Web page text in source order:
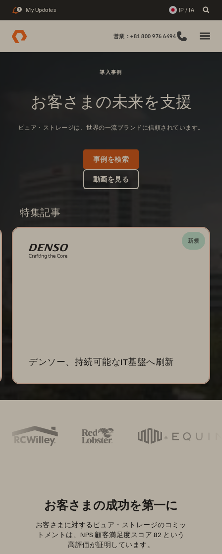
1 My Updates JP / JA
営業：+81 800 976 6494
導入事例
お客さまの未来を支援
ピュア・ストレージは、世界の一流ブランドに信頼されています。
事例を検索
動画を見る
特集記事
新規
デンソー、持続可能なIT基盤へ刷新
お客さまの成功を第一に
お客さまに対するピュア・ストレージのコミッ
トメントは、NPS 顧客満足度スコア 82 という
高評価が証明しています。